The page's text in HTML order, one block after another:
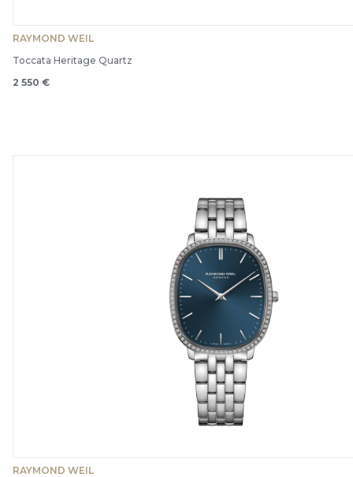
RAYMOND WEIL
Toccata Heritage Quartz
2 550 €
RAYMOND WEIL